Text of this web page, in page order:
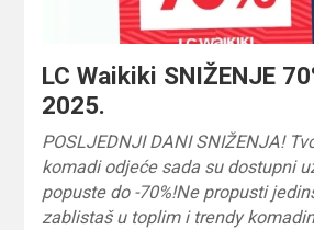
LC Waikiki SNIŽENJE
2025.
POSLJEDNJI DANI SNIŽENJA!
komadi odjeće sada su dostupni
popuste do -70%!Ne propusti
zablistaš u toplim i trendy